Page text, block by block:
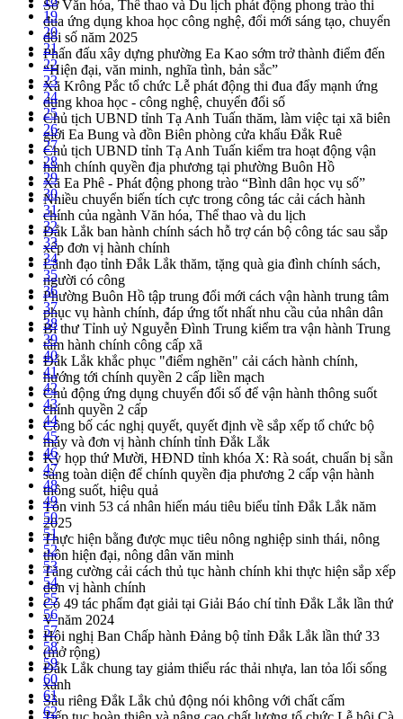
Sở Văn hóa, Thể thao và Du lịch phát động phong trào thi
đua ứng dụng khoa học công nghệ, đổi mới sáng tạo, chuyển
đổi số năm 2025
Phấn đấu xây dựng phường Ea Kao sớm trở thành điểm đến
“Hiện đại, văn minh, nghĩa tình, bản sắc”
Xã Krông Pắc tổ chức Lễ phát động thi đua đẩy mạnh ứng
dụng khoa học - công nghệ, chuyển đổi số
Chủ tịch UBND tỉnh Tạ Anh Tuấn thăm, làm việc tại xã biên
giới Ea Bung và đồn Biên phòng cửa khẩu Đắk Ruê
Chủ tịch UBND tỉnh Tạ Anh Tuấn kiểm tra hoạt động vận
hành chính quyền địa phương tại phường Buôn Hồ
Xã Ea Phê - Phát động phong trào “Bình dân học vụ số”
Nhiều chuyển biến tích cực trong công tác cải cách hành
chính của ngành Văn hóa, Thể thao và du lịch
Đắk Lắk ban hành chính sách hỗ trợ cán bộ công tác sau sắp
xếp đơn vị hành chính
Lãnh đạo tỉnh Đắk Lắk thăm, tặng quà gia đình chính sách,
người có công
Phường Buôn Hồ tập trung đổi mới cách vận hành trung tâm
phục vụ hành chính, đáp ứng tốt nhất nhu cầu của nhân dân
Bí thư Tỉnh uỷ Nguyễn Đình Trung kiểm tra vận hành Trung
tâm hành chính công cấp xã
Đắk Lắk khắc phục "điểm nghẽn" cải cách hành chính,
hướng tới chính quyền 2 cấp liền mạch
Chủ động ứng dụng chuyển đổi số để vận hành thông suốt
chính quyền 2 cấp
Công bố các nghị quyết, quyết định về sắp xếp tổ chức bộ
máy và đơn vị hành chính tỉnh Đắk Lắk
Kỳ họp thứ Mười, HĐND tỉnh khóa X: Rà soát, chuẩn bị sẵn
sàng toàn diện để chính quyền địa phương 2 cấp vận hành
thông suốt, hiệu quả
Tôn vinh 53 cá nhân hiến máu tiêu biểu tỉnh Đắk Lắk năm
2025
Thực hiện bằng được mục tiêu nông nghiệp sinh thái, nông
thôn hiện đại, nông dân văn minh
Tăng cường cải cách thủ tục hành chính khi thực hiện sắp xếp
đơn vị hành chính
Có 49 tác phẩm đạt giải tại Giải Báo chí tỉnh Đắk Lắk lần thứ
V năm 2024
Hội nghị Ban Chấp hành Đảng bộ tỉnh Đắk Lắk lần thứ 33
(mở rộng)
Đắk Lắk chung tay giảm thiểu rác thải nhựa, lan tỏa lối sống
xanh
Sầu riêng Đắk Lắk chủ động nói không với chất cấm
19
20
21
22
23
24
25
26
27
28
29
30
31
32
33
34
35
36
37
38
39
40
41
42
43
44
45
46
47
48
49
50
51
52
53
54
55
56
57
58
59
60
61
62